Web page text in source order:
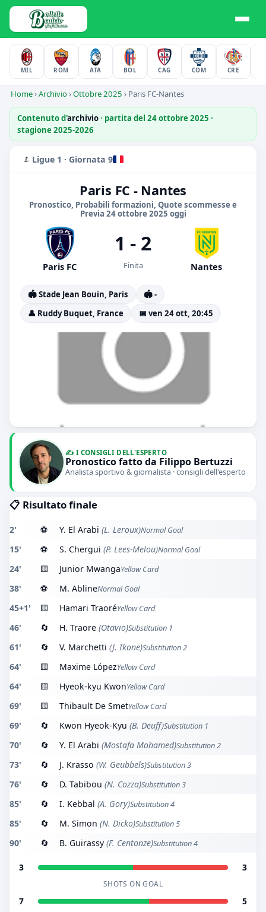
MIL ROM ATA BOL CAG COM CRE
Home›Archivio›Ottobre 2025 › Paris FC-Nantes
Contenuto d'archivio· partita del 24 ottobre 2025 ·
stagione 2025-2026
Ligue 1 · Giornata 9
Paris FC - Nantes
Pronostico, Probabili formazioni, Quote scommesse e
Previa 24 ottobre 2025 oggi
Paris FC
1 - 2
Finita Nantes
🏟️ Stade Jean Bouin, Paris
🏟️ -
👤 Ruddy Buquet, France
📅 ven 24 ott, 20:45
✍️ I CONSIGLI DELL'ESPERTO
Pronostico fatto da Filippo Bertuzzi
Analista sportivo & giornalista · consigli dell'esperto
📋 Risultato finale
2' ⚽ Y. El Arabi (L. Leroux)Normal Goal
15' ⚽ S. Chergui (P. Lees-Melou)Normal Goal
24' 🟨 Junior MwangaYellow Card
38' ⚽ M. AblineNormal Goal
45+1' 🟨 Hamari TraoréYellow Card
46' 🔄 H. Traore (Otavio)Substitution 1
61' 🔄 V. Marchetti (J. Ikone)Substitution 2
64' 🟨 Maxime LópezYellow Card
64' 🟨 Hyeok-kyu KwonYellow Card
69' 🟨 Thibault De SmetYellow Card
69' 🔄 Kwon Hyeok-Kyu (B. Deuff)Substitution 1
70' 🔄 Y. El Arabi (Mostafa Mohamed)Substitution 2
73' 🔄 J. Krasso (W. Geubbels)Substitution 3
76' 🔄 D. Tabibou (N. Cozza)Substitution 3
85' 🔄 I. Kebbal (A. Gory)Substitution 4
85' 🔄 M. Simon (N. Dicko)Substitution 5
90' 🔄 B. Guirassy (F. Centonze)Substitution 4
3 3
SHOTS ON GOAL
7 5